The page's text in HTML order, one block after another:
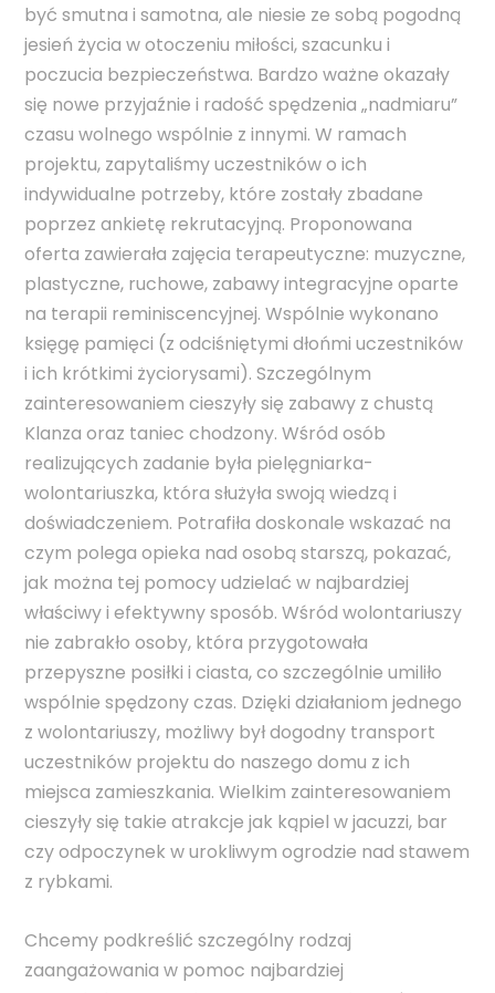
być smutna i samotna, ale niesie ze sobą pogodną
jesień życia w otoczeniu miłości, szacunku i
poczucia bezpieczeństwa. Bardzo ważne okazały
się nowe przyjaźnie i radość spędzenia „nadmiaru”
czasu wolnego wspólnie z innymi. W ramach
projektu, zapytaliśmy uczestników o ich
indywidualne potrzeby, które zostały zbadane
poprzez ankietę rekrutacyjną. Proponowana
oferta zawierała zajęcia terapeutyczne: muzyczne,
plastyczne, ruchowe, zabawy integracyjne oparte
na terapii reminiscencyjnej. Wspólnie wykonano
księgę pamięci (z odciśniętymi dłońmi uczestników
i ich krótkimi życiorysami). Szczególnym
zainteresowaniem cieszyły się zabawy z chustą
Klanza oraz taniec chodzony. Wśród osób
realizujących zadanie była pielęgniarka-
wolontariuszka, która służyła swoją wiedzą i
doświadczeniem. Potrafiła doskonale wskazać na
czym polega opieka nad osobą starszą, pokazać,
jak można tej pomocy udzielać w najbardziej
właściwy i efektywny sposób. Wśród wolontariuszy
nie zabrakło osoby, która przygotowała
przepyszne posiłki i ciasta, co szczególnie umiliło
wspólnie spędzony czas. Dzięki działaniom jednego
z wolontariuszy, możliwy był dogodny transport
uczestników projektu do naszego domu z ich
miejsca zamieszkania. Wielkim zainteresowaniem
cieszyły się takie atrakcje jak kąpiel w jacuzzi, bar
czy odpoczynek w urokliwym ogrodzie nad stawem
z rybkami.
Chcemy podkreślić szczególny rodzaj
zaangażowania w pomoc najbardziej